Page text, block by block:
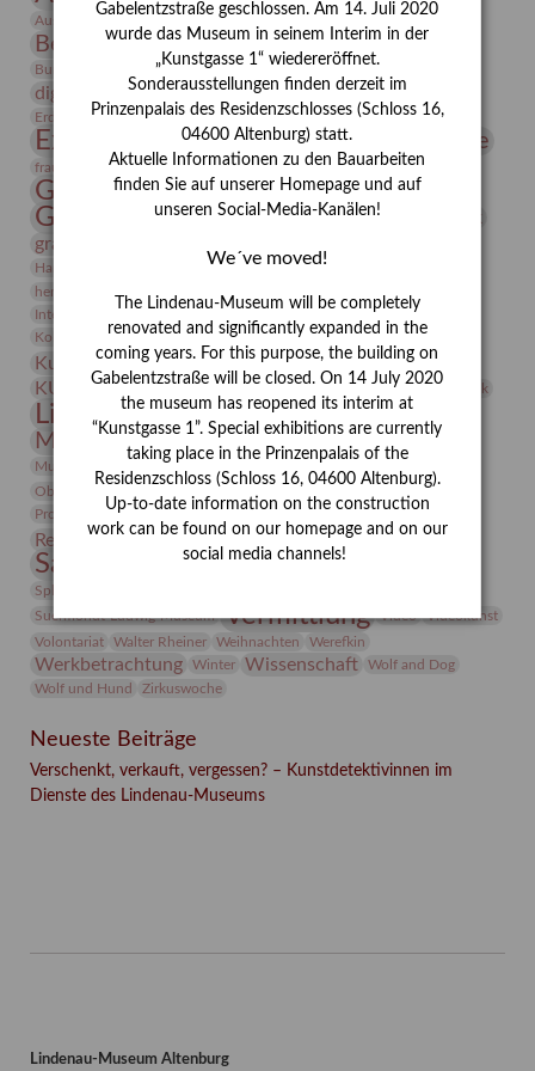
Ausstellung „Vier Winde“
Bauhaus
Bernhard August von Lindenau Bibliothek
Burg Posterstein Conrad Felixmüller Depot Der Blaue Reiter
digitallabor Entartete Kunst
Enteignung
Erdmann Julius Dietrich
Erlebnisportal estrusker Exlibris
Expressionismus Festrede Florenz Fotografie
frauen Frauen in der Antike und heute
Gerhard-Altenbourg-Preis
Gerhard Altenbourg
Gerhard Kurt Müller
grafische sammlung
Hanns-Conon von der Gabelentz Heinrich Kirchhoff
herman de vries
Integriertes Schädlingsmanagement
Jahresempfang
Kolosseum
Kooperationsausstellung Korkmodelle Kunst
Kunstmuseum Kunstvermittlung Kunst von Kühl
KUNSTWAND Kurs Künstler Künstlerin Lehmbruck
Lindenau-Museum
Museumsgeschichte
Museumspädagogik Mäzen Natur
Objekt im Fokus
Peter Schnürpel
Pohlhof
Provenienz
Provenienzforschung
Restaurierung Ruth Wolf-Rehfeld
Sammlung Samstagszeichner Skulptur
Sphinx
Suermondt-Ludwig-Museum
Vermittlung Video
Videokunst
Volontariat
Walter Rheiner Weihnachten Werefkin
Werkbetrachtung Winter Wissenschaft
Wolf and Dog
Wolf und Hund
Zirkuswoche
Neueste Beiträge
Verschenkt, verkauft, vergessen? – Kunstdetektivinnen im
Dienste des Lindenau-Museums
Lindenau-Museum Altenburg
Gabelentzstraße geschlossen. Am 14. Juli 2020
wurde das Museum in seinem Interim in der
„Kunstgasse 1“ wiedereröffnet.
Sonderausstellungen finden derzeit im
Prinzenpalais des Residenzschlosses (Schloss 16,
04600 Altenburg) statt.
Aktuelle Informationen zu den Bauarbeiten
finden Sie auf unserer Homepage und auf
unseren Social-Media-Kanälen!
We´ve moved!
The Lindenau-Museum will be completely
renovated and significantly expanded in the
coming years. For this purpose, the building on
Gabelentzstraße will be closed. On 14 July 2020
the museum has reopened its interim at
“Kunstgasse 1”. Special exhibitions are currently
taking place in the Prinzenpalais of the
Residenzschloss (Schloss 16, 04600 Altenburg).
Up-to-date information on the construction
work can be found on our homepage and on our
social media channels!